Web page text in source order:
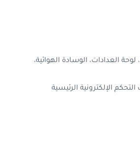
1. برمجة وتثبيت وحدات التحكم الإلكترونية الجديدة (PCM، ABS، لوحة العدادات، الوسادة الهوائية،